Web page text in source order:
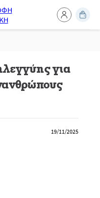
για
19/11/2025